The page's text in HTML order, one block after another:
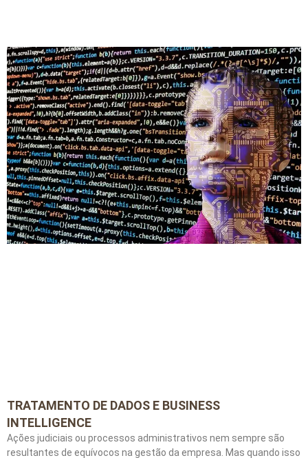
TRATAMENTO DE DADOS E BUSINESS
INTELLIGENCE
Ações judiciais ou processos administrativos nem sempre são
resultantes de equívocos na gestão da empresa. Mas quando isso